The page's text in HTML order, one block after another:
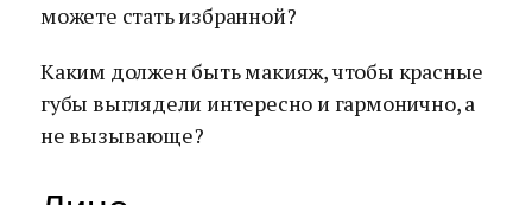
можете стать избранной?
Каким должен быть макияж, чтобы красные
губы выглядели интересно и гармонично, а
не вызывающе?